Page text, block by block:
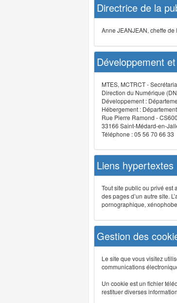
Directrice de la
Anne JEANJEAN, cheffe
Développement
MTES, MCTRCT -
Direction du Numérique
Développement :
Hébergement :
Rue Pierre Ramond -
33166 Saint-Médard-en-
Téléphone : 05 56 70 66 33
Liens hypertextes
Tout site public ou privé est
des pages d’un autre site.
pornographique,
Gestion des
Le site que vous visitez
communications
Un cookie est un fichier
restituer diverses